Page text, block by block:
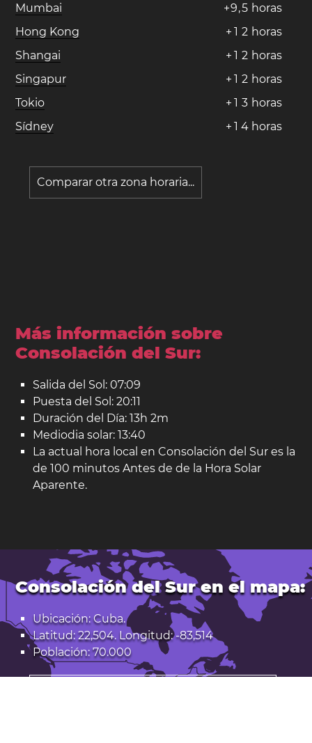
Mumbai
+9,5 horas
Hong Kong
+ 1 2 horas
Shangai
+ 1 2 horas
Singapur
+ 1 2 horas
Tokio
+ 1 3 horas
Sídney
+ 1 4 horas
Comparar otra zona horaria...
Más información sobre
Consolación del Sur:
Salida del Sol: 07:09
Puesta del Sol: 20:11
Duración del Día: 13h 2m
Mediodia solar: 13:40
La actual hora local en Consolación del Sur es la
de 100 minutos Antes de de la Hora Solar
Aparente.
Consolación del Sur en el mapa:
Ubicación: Cuba.
Latitud: 22,504. Longitud: -83,514
Población: 70.000